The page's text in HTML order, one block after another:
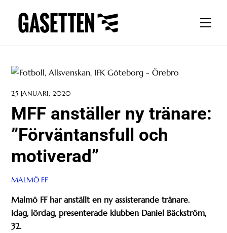
content
25 JANUARI, 2020
MFF anställer ny tränare:
”Förväntansfull och
motiverad”
MALMÖ FF
Malmö FF har anställt en ny assisterande tränare.
Idag, lördag, presenterade klubben Daniel Bäckström,
32.